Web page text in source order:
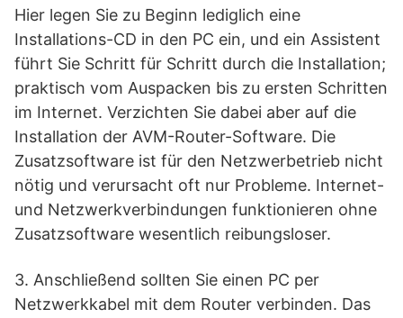
Hier legen Sie zu Beginn lediglich eine
Installations-CD in den PC ein, und ein Assistent
führt Sie Schritt für Schritt durch die Installation;
praktisch vom Auspacken bis zu ersten Schritten
im Internet. Verzichten Sie dabei aber auf die
Installation der AVM-Router-Software. Die
Zusatzsoftware ist für den Netzwerbetrieb nicht
nötig und verursacht oft nur Probleme. Internet-
und Netzwerkverbindungen funktionieren ohne
Zusatzsoftware wesentlich reibungsloser.
3. Anschließend sollten Sie einen PC per
Netzwerkkabel mit dem Router verbinden. Das